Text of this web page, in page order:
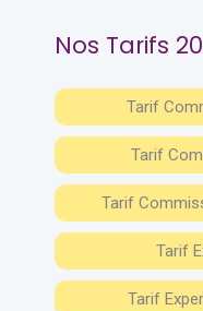
Nos Tarifs
Tarif
Tarif
Tarif
Tarif
Tarif